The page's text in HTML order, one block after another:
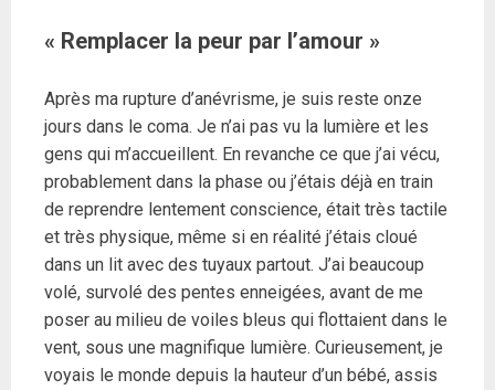
« Remplacer la peur par l’amour »
Après ma rupture d’anévrisme, je suis reste onze
jours dans le coma. Je n’ai pas vu la lumière et les
gens qui m’accueillent. En revanche ce que j’ai vécu,
probablement dans la phase ou j’étais déjà en train
de reprendre lentement conscience, était très tactile
et très physique, même si en réalité j’étais cloué
dans un lit avec des tuyaux partout. J’ai beaucoup
volé, survolé des pentes enneigées, avant de me
poser au milieu de voiles bleus qui flottaient dans le
vent, sous une magnifique lumière. Curieusement, je
voyais le monde depuis la hauteur d’un bébé, assis